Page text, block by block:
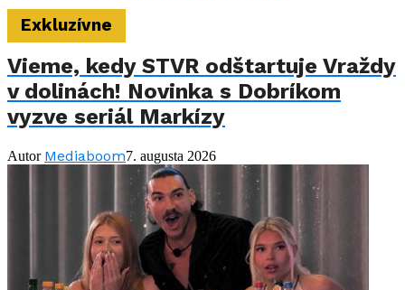
Exkluzívne
Vieme, kedy STVR odštartuje Vraždy
v dolinách! Novinka s Dobríkom
vyzve seriál Markízy
Autor Mediaboom7. augusta 2026